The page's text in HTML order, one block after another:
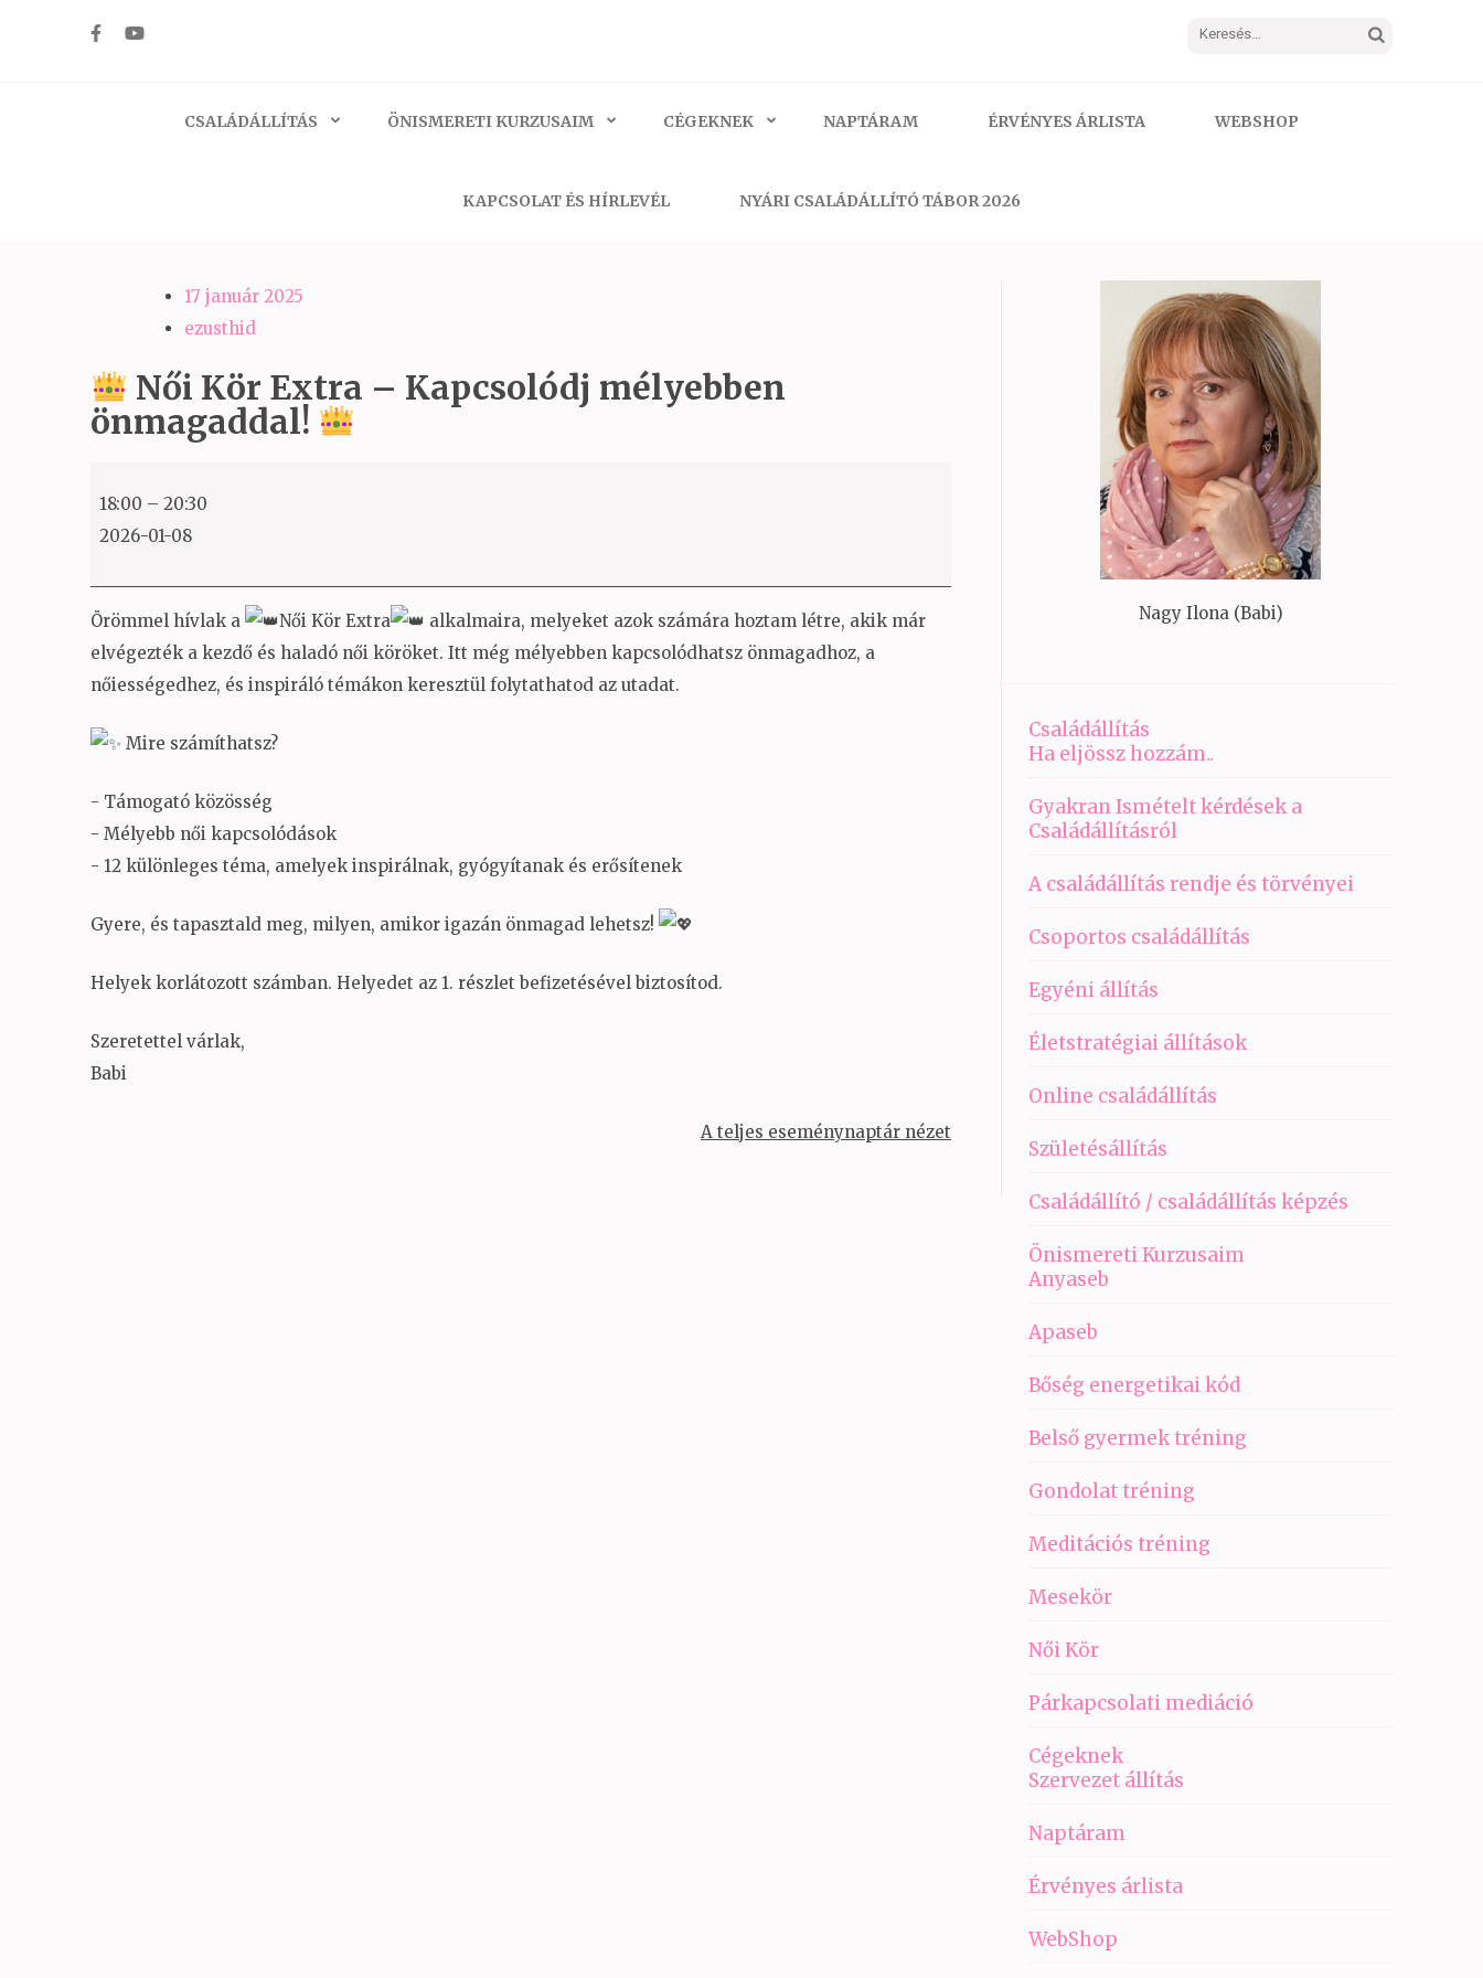
Keresés:
CSALÁDÁLLÍTÁS ÖNISMERETI KURZUSAIM CÉGEKNEK NAPTÁRAM ÉRVÉNYES ÁRLISTA WEBSHOP
KAPCSOLAT ÉS HÍRLEVÉL NYÁRI CSALÁDÁLLÍTÓ TÁBOR 2026
17 január 2025
ezusthid
Női Kör Extra – Kapcsolódj mélyebben
önmagaddal!
Női
Kör
–
mélyebben
önmagaddal!
18:00 – 20:30
2026-01-08
Örömmel hívlak a Női Kör Extra
alkalmaira, melyeket azok számára hoztam létre, akik már
elvégezték a kezdő és haladó női köröket. Itt még mélyebben kapcsolódhatsz önmagadhoz, a
nőiességedhez, és inspiráló témákon keresztül folytathatod az utadat.
Mire számíthatsz?
- Támogató közösség
- Mélyebb női kapcsolódások
- 12 különleges téma, amelyek inspirálnak, gyógyítanak és erősítenek
Gyere, és tapasztald meg, milyen, amikor igazán önmagad lehetsz!
Helyek korlátozott számban. Helyedet az 1. részlet befizetésével biztosítod.
Szeretettel várlak,
Babi
A teljes eseménynaptár nézet
Nagy Ilona (Babi)
Családállítás
Ha eljössz hozzám..
Gyakran Ismételt kérdések a
Családállításról
A családállítás rendje és törvényei
Csoportos családállítás
Egyéni állítás
Életstratégiai állítások
Online családállítás
Születésállítás
Családállító / családállítás képzés
Önismereti Kurzusaim
Anyaseb
Apaseb
Bőség energetikai kód
Belső gyermek tréning
Gondolat tréning
Meditációs tréning
Mesekör
Női Kör
Párkapcsolati mediáció
Cégeknek
Szervezet állítás
Naptáram
Érvényes árlista
WebShop